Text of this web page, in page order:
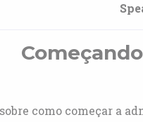
como começar a